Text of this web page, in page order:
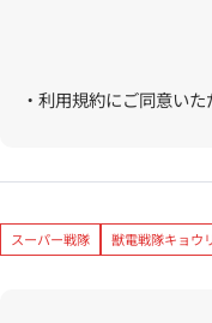
・利用規約にご同意い
スーパー戦隊 獣電戦隊キョウ